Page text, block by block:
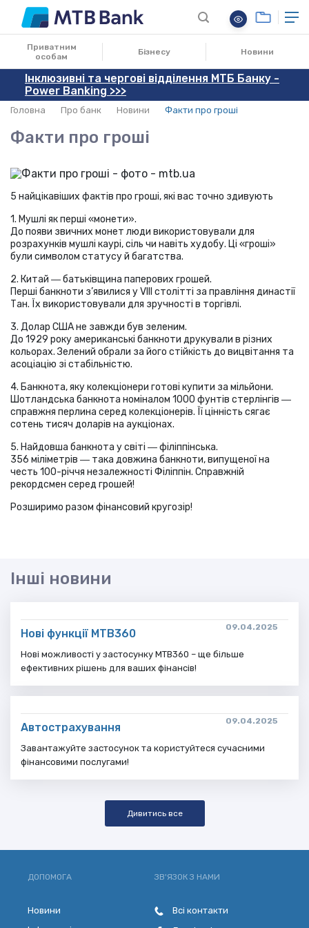
Приватним
особам
Бізнесу Новини
Інклюзивні та чергові відділення МТБ Банку -
Power Banking >>>
Головна Про банк Новини Факти про гроші
Факти про гроші
09.04.2025
5 найцікавіших фактів про гроші, які вас точно здивують
1. Мушлі як перші «монети».
До появи звичних монет люди використовували для
розрахунків мушлі каурі, сіль чи навіть худобу. Ці «гроші»
були символом статусу й багатства.
2. Китай ― батьківщина паперових грошей.
Перші банкноти з’явилися у VIII столітті за правління династії
Тан. Їх використовували для зручності в торгівлі.
3. Долар США не завжди був зеленим.
До 1929 року американські банкноти друкували в різних
кольорах. Зелений обрали за його стійкість до вицвітання та
асоціацію зі стабільністю.
4. Банкнота, яку колекціонери готові купити за мільйони.
Шотландська банкнота номіналом 1000 фунтів стерлінгів ―
справжня перлина серед колекціонерів. Її цінність сягає
сотень тисяч доларів на аукціонах.
5. Найдовша банкнота у світі ― філіппінська.
356 міліметрів ― така довжина банкноти, випущеної на
честь 100-річчя незалежності Філіппін. Справжній
рекордсмен серед грошей!
Розширимо разом фінансовий кругозір!
Інші новини
09.04.2025
Нові функції МТВ360
Нові можливості у застосунку MTB360 – ще більше
ефективних рішень для ваших фінансів!
09.04.2025
Автострахування
Завантажуйте застосунок та користуйтеся сучасними
фінансовими послугами!
Дивитись все
ДОПОМОГА
Новини
ЗВ'ЯЗОК З НАМИ
Всі контакти